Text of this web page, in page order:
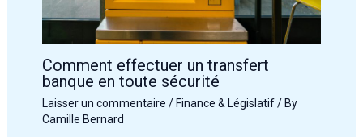
Comment effectuer un transfert
banque en toute sécurité
Laisser un commentaire / Finance & Législatif/ By
Camille Bernard